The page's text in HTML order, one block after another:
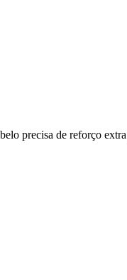
precisa de reforço